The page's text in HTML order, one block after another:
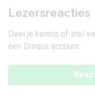
Lezersreacties
Deel je kennis of stel
een Disqus account.